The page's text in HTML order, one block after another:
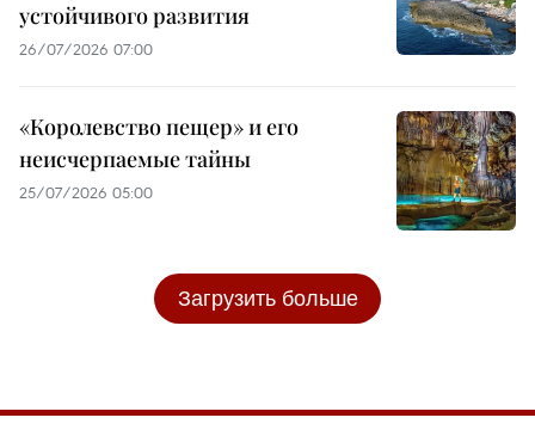
устойчивого развития
26/07/2026 07:00
«Королевство пещер» и его
неисчерпаемые тайны
25/07/2026 05:00
Загрузить больше